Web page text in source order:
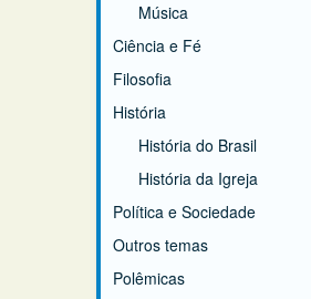
Música
Ciência e Fé
Filosofia
História
História do Brasil
História da Igreja
Política e Sociedade
Outros temas
Polêmicas